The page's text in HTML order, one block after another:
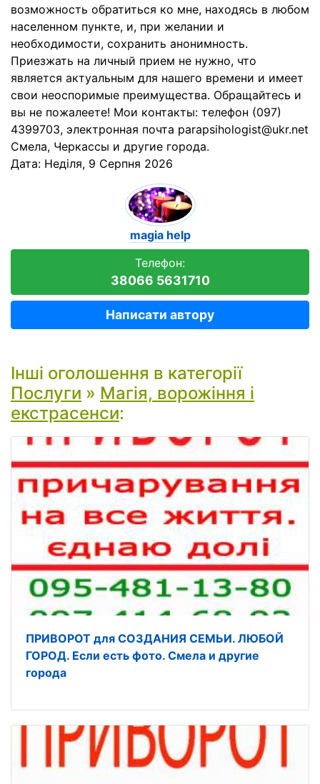
возможность обратиться ко мне, находясь в любом
населенном пункте, и, при желании и
необходимости, сохранить анонимность.
Приезжать на личный прием не нужно, что
является актуальным для нашего времени и имеет
свои неоспоримые преимущества. Обращайтесь и
вы не пожалеете! Мои контакты: телефон (097)
4399703, электронная почта parapsihologist@ukr.net
Смела, Черкассы и другие города.
Дата: Неділя, 9 Серпня 2026
magia help
Телефон:
38066 5631710
Написати автору
Інші оголошення в категорії
Послуги » Магія, ворожіння і
екстрасенси:
ПРИВОРОТ для СОЗДАНИЯ СЕМЬИ. ЛЮБОЙ
ГОРОД. Если есть фото. Смела и другие
города